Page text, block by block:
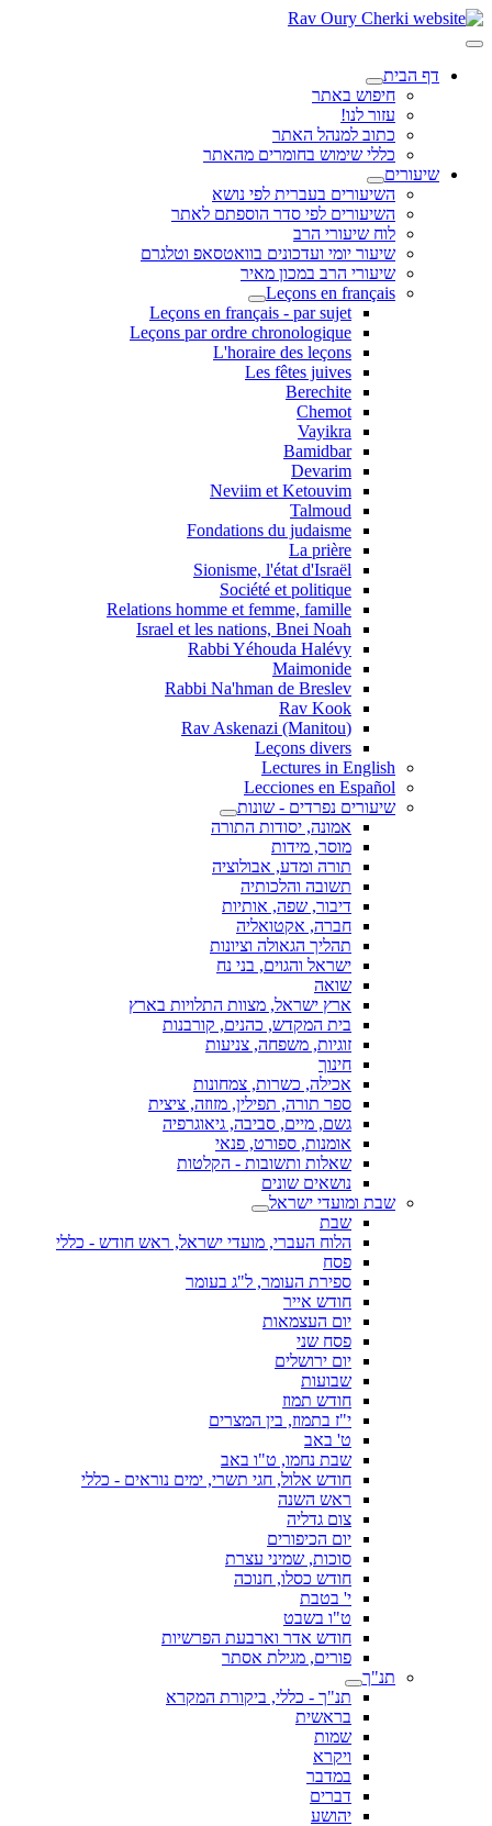
דף הבית
חיפוש באתר
עזור לנו!
כתוב למנהל האתר
כללי שימוש בחומרים מהאתר
שיעורים
השיעורים בעברית לפי נושא
השיעורים לפי סדר הוספתם לאתר
לוח שיעורי הרב
שיעור יומי ועדכונים בוואטסאפ וטלגרם
שיעורי הרב במכון מאיר
Leçons en français
Leçons en français - par sujet
Leçons par ordre chronologique
L'horaire des leçons
Les fêtes juives
Berechite
Chemot
Vayikra
Bamidbar
Devarim
Neviim et Ketouvim
Talmoud
Fondations du judaisme
La prière
Sionisme, l'état d'Israël
Société et politique
Relations homme et femme, famille
Israel et les nations, Bnei Noah
Rabbi Yéhouda Halévy
Maimonide
Rabbi Na'hman de Breslev
Rav Kook
(Rav Askenazi (Manitou
Leçons divers
Lectures in English
Lecciones en Español
שיעורים נפרדים - שונות
אמונה, יסודות התורה
מוסר, מידות
תורה ומדע, אבולוציה
תשובה והלכותיה
דיבור, שפה, אותיות
חברה, אקטואליה
תהליך הגאולה וציונות
ישראל והגוים, בני נח
שואה
ארץ ישראל, מצוות התלויות בארץ
בית המקדש, כהנים, קורבנות
זוגיות, משפחה, צניעות
חינוך
אכילה, כשרות, צמחונות
ספר תורה, תפילין, מזוזה, ציצית
גשם, מיים, סביבה, גיאוגרפיה
אומנות, ספורט, פנאי
שאלות ותשובות - הקלטות
נושאים שונים
שבת ומועדי ישראל
שבת
הלוח העברי, מועדי ישראל, ראש חודש - כללי
פסח
ספירת העומר, ל"ג בעומר
חודש אייר
יום העצמאות
פסח שני
יום ירושלים
שבועות
חודש תמוז
י"ז בתמוז, בין המצרים
ט' באב
שבת נחמו, ט"ו באב
חודש אלול, חגי תשרי, ימים נוראים - כללי
ראש השנה
צום גדליה
יום הכיפורים
סוכות, שמיני עצרת
חודש כסלו, חנוכה
י' בטבת
ט"ו בשבט
חודש אדר וארבעת הפרשיות
פורים, מגילת אסתר
תנ"ך
תנ"ך - כללי, ביקורת המקרא
בראשית
שמות
ויקרא
במדבר
דברים
יהושע